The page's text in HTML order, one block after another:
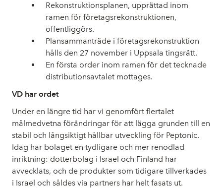
Rekonstruktionsplanen, upprättad inom
ramen för företagsrekonstruktionen,
offentliggörs.
Plansammanträde i företagsrekonstruktion
hålls den 27 november i Uppsala tingsrätt.
En första order inom ramen för det tecknade
distributionsavtalet mottages.
VD har ordet
Under en längre tid har vi genomfört flertalet
målmedvetna förändringar för att lägga grunden till en
stabil och långsiktigt hållbar utveckling för Peptonic.
Idag har bolaget en tydligare och mer renodlad
inriktning: dotterbolag i Israel och Finland har
avvecklats, och de produkter som tidigare tillverkades
i Israel och såldes via partners har helt fasats ut.